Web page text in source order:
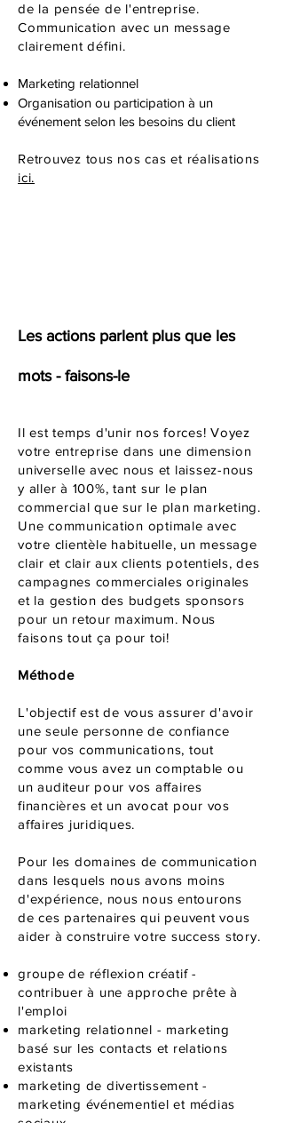
de la pensée de l'entreprise.
Communication avec un message
clairement défini.
Marketing relationnel
Organisation ou participation à un
événement selon les besoins du client
Retrouvez tous nos cas et réalisations
ici.
Les actions parlent plus que les
mots - faisons-le
Il est temps d'unir nos forces! Voyez
votre entreprise dans une dimension
universelle avec nous et laissez-nous
y aller à 100%, tant sur le plan
commercial que sur le plan marketing.
Une communication optimale avec
votre clientèle habituelle, un message
clair et clair aux clients potentiels, des
campagnes commerciales originales
et la gestion des budgets sponsors
pour un retour maximum. Nous
faisons tout ça pour toi!
Méthode
L'objectif est de vous assurer d'avoir
une seule personne de confiance
pour vos communications, tout
comme vous avez un comptable ou
un auditeur pour vos affaires
financières et un avocat pour vos
affaires juridiques.
Pour les domaines de communication
dans lesquels nous avons moins
d'expérience, nous nous entourons
de ces partenaires qui peuvent vous
aider à construire votre success story.
groupe de réflexion créatif -
contribuer à une approche prête à
l'emploi
marketing relationnel - marketing
basé sur les contacts et relations
existants
marketing de divertissement -
marketing événementiel et médias